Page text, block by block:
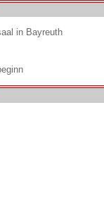
in Bayreuth